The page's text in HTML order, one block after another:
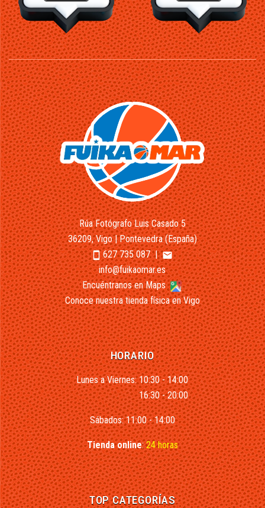
Rúa Fotógrafo Luis Casado 5
36209, Vigo | Pontevedra (España)
smartphone627 735 087|email
info@fuikaomar.es
Encuéntranos en Maps
Conoce nuestra tienda física en Vigo
HORARIO
Lunes a Viernes: 10:30 - 14:00
16:30 - 20:00
Sábados: 11:00 - 14:00
Tienda online:24 horas
TOP CATEGORÍAS